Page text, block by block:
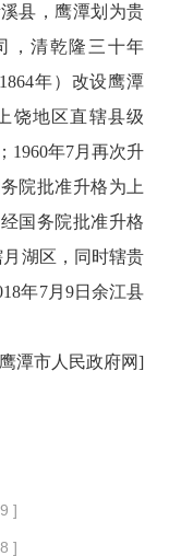
县，鹰潭划为贵
，清乾隆三十年
年）改设鹰潭
饶地区直辖县级
1960年7月再次升
院批准升格为上
国务院批准升格
湖区，同时辖贵
年7月9日余江县
潭市人民政府网]
]
]